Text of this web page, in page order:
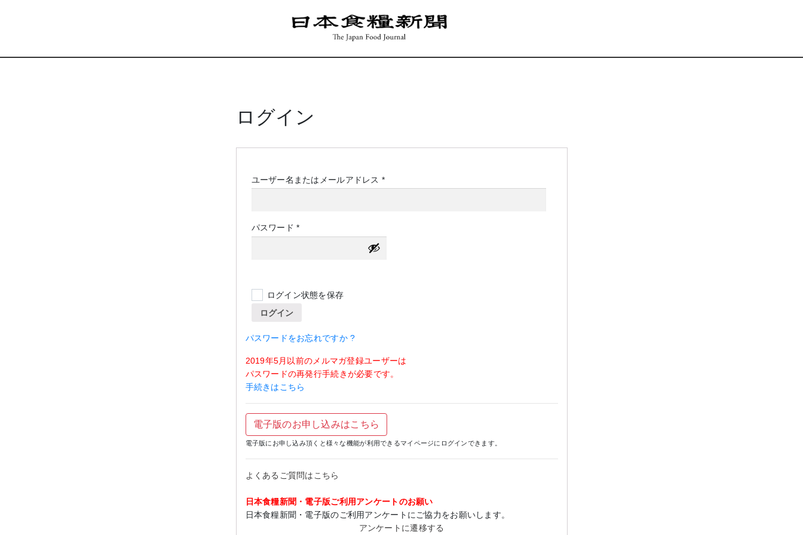
ログイン
ユーザー名またはメールアドレス *必
パスワード*必
須
ログイン状態を保存
ログイン
パスワードをお忘れですか ?
2019年5月以前のメルマガ登録ユーザーは
パスワードの再発行手続きが必要です。
手続きはこちら
電子版のお申し込みはこちら
電子版にお申し込み頂くと様々な機能が利用できるマイページにログインできます。
よくあるご質問はこちら
日本食糧新聞・電子版ご利用アンケートのお願い
日本食糧新聞・電子版のご利用アンケートにご協力をお願いします。
アンケートに遷移する